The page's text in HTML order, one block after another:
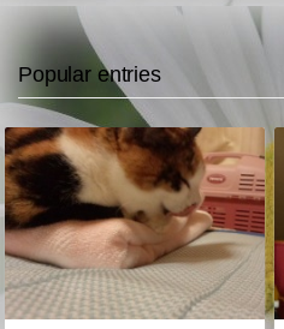
Popular entries